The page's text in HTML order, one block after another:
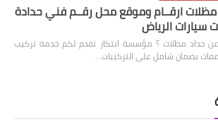
ارقــام وموقع محل رقــم فني حدادة
سيارات الرياض
حداد مظلات ؟ مؤسسة ابتكار تقدم لكم خدمة تركيب
بضمان شامل على التركيبات…